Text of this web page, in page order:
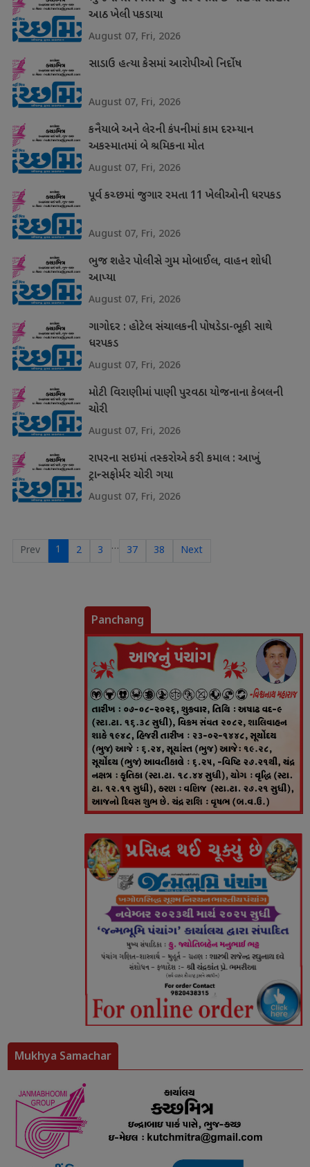
આઠ ખેલી પકડાયા
August 07, Fri, 2026
સાડાઉ હત્યા કેસમાં આરોપીઓ નિર્દોષ
August 07, Fri, 2026
કનૈયાબે અને લેરની કંપનીમાં કામ દરમ્યાન
અકસ્માતમાં બે શ્રમિકના મોત
August 07, Fri, 2026
પૂર્વ કચ્છમાં જુગાર રમતા 11 ખેલીઓની ધરપકડ
August 07, Fri, 2026
ભુજ શહેર પોલીસે ગુમ મોબાઈલ, વાહન શોધી
આપ્યા
August 07, Fri, 2026
ગાગોદર : હોટેલ સંચાલકની પોષડેડા-ભૂકી સાથે
ધરપકડ
August 07, Fri, 2026
મોટી વિરાણીમાં પાણી પુરવઠા યોજનાના કેબલની
ચોરી
August 07, Fri, 2026
રાપરના સઇમાં તસ્કરોએ કરી કમાલ : આખું
ટ્રાન્સફોર્મર ચોરી ગયા
August 07, Fri, 2026
Prev 1 2 3 … 37 38 Next
Panchang
Mukhya Samachar